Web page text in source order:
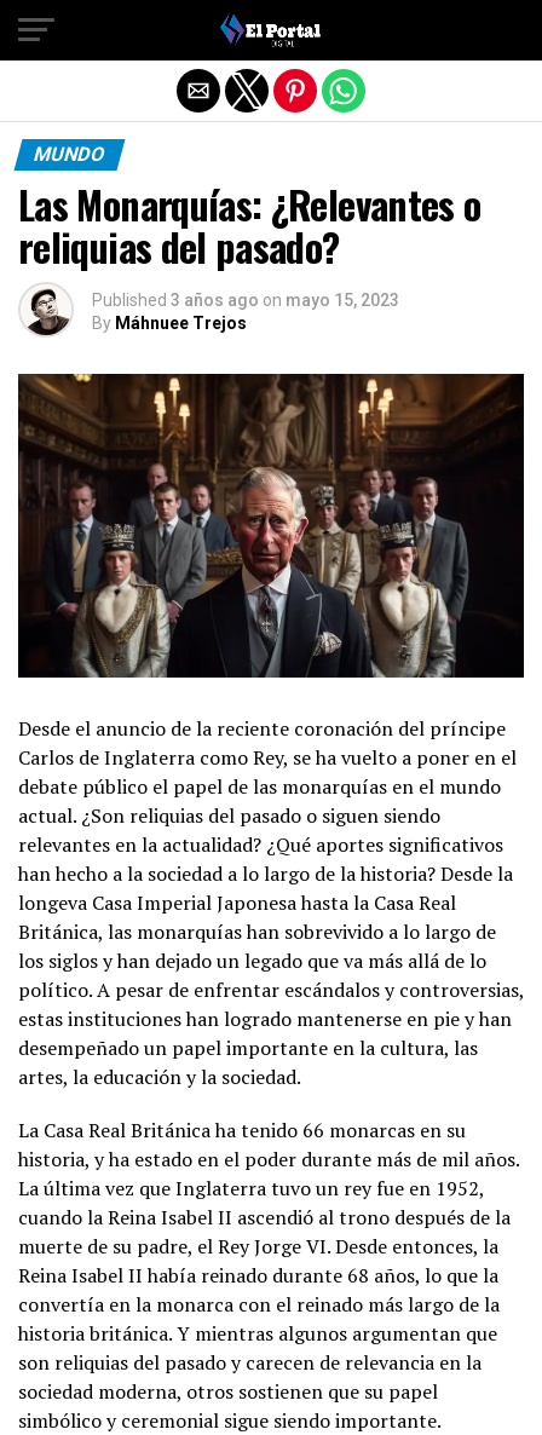
MUNDO
Las Monarquías: ¿Relevantes o
reliquias del pasado?
Published 3 años ago on mayo 15, 2023
By Máhnuee Trejos
Desde el anuncio de la reciente coronación del príncipe
Carlos de Inglaterra como Rey, se ha vuelto a poner en el
debate público el papel de las monarquías en el mundo
actual. ¿Son reliquias del pasado o siguen siendo
relevantes en la actualidad? ¿Qué aportes significativos
han hecho a la sociedad a lo largo de la historia? Desde la
longeva Casa Imperial Japonesa hasta la Casa Real
Británica, las monarquías han sobrevivido a lo largo de
los siglos y han dejado un legado que va más allá de lo
político. A pesar de enfrentar escándalos y controversias,
estas instituciones han logrado mantenerse en pie y han
desempeñado un papel importante en la cultura, las
artes, la educación y la sociedad.
La Casa Real Británica ha tenido 66 monarcas en su
historia, y ha estado en el poder durante más de mil años.
La última vez que Inglaterra tuvo un rey fue en 1952,
cuando la Reina Isabel II ascendió al trono después de la
muerte de su padre, el Rey Jorge VI. Desde entonces, la
Reina Isabel II había reinado durante 68 años, lo que la
convertía en la monarca con el reinado más largo de la
historia británica. Y mientras algunos argumentan que
son reliquias del pasado y carecen de relevancia en la
sociedad moderna, otros sostienen que su papel
simbólico y ceremonial sigue siendo importante.
Salir de la versión móvil